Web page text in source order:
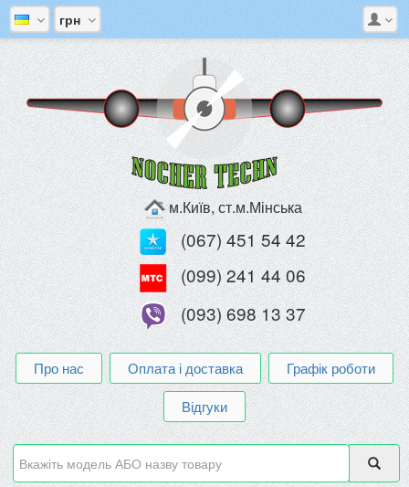
грн
м.Київ, ст.м.Мінська
(067) 451 54 42
(099) 241 44 06
(093) 698 13 37
Про нас Оплата і доставка
Графік роботи
Відгуки